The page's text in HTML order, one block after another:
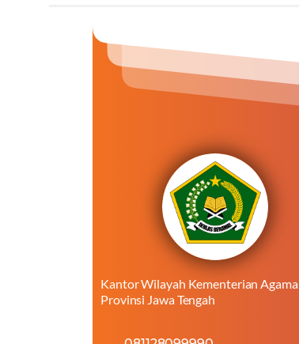
Kantor Wilayah Kementerian Agama
Provinsi Jawa Tengah